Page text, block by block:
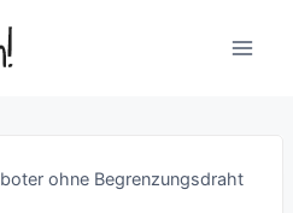
ohne Begrenzungsdraht